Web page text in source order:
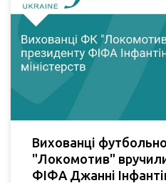
Вихованці
"Локомотив"
ФІФА Джанні